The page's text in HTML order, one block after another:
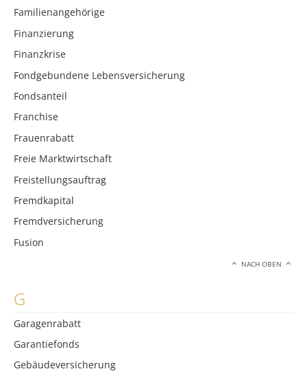
Familienangehörige
Finanzierung
Finanzkrise
Fondgebundene Lebensversicherung
Fondsanteil
Franchise
Frauenrabatt
Freie Marktwirtschaft
Freistellungsauftrag
Fremdkapital
Fremdversicherung
Fusion
NACH OBEN
G
Garagenrabatt
Garantiefonds
Gebäudeversicherung